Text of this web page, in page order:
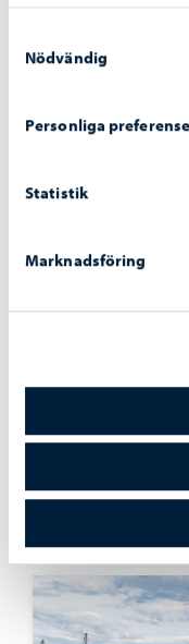
Nödvändig
Personliga
Statistik
Marknadsföring
stärks med en